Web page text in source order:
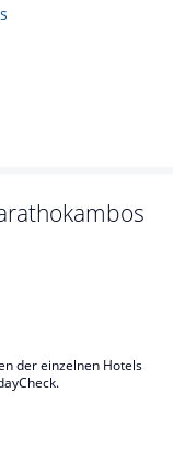
der einzelnen Hotels